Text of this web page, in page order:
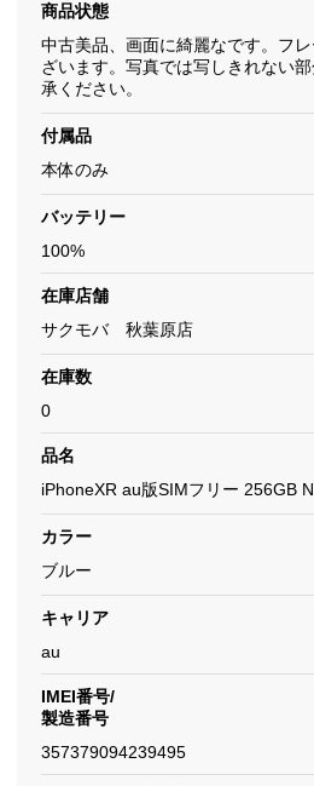
商品状態
中古美品、画面に綺麗なです。フ
ざいます。写真では写しきれない
承ください。
付属品
本体のみ
バッテリー
100%
在庫店舗
サクモバ 秋葉原店
在庫数
0
品名
iPhoneXR au版SIMフリー 256GB
カラー
ブルー
キャリア
au
IMEI番号/
製造番号
357379094239495